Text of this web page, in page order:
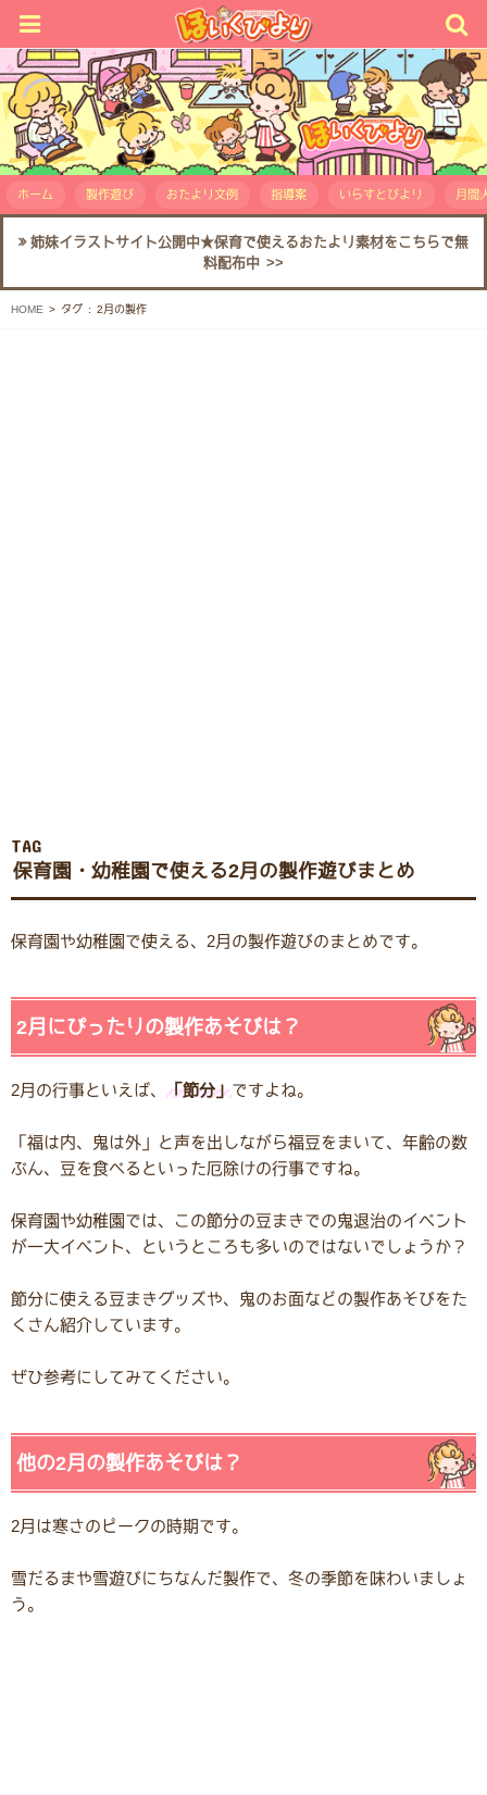
ホーム 製作遊び おたより文例 指導案 いらすとびより 月間
姉妹イラストサイト公開中★保育で使えるおたより素材をこちらで無
料配布中 >>
HOME タグ : 2月の製作
TAG
保育園・幼稚園で使える2月の製作遊びまとめ
保育園や幼稚園で使える、2月の製作遊びのまとめです。
2月にぴったりの製作あそびは？
2月の行事といえば、 「節分」ですよね。
「福は内、鬼は外」と声を出しながら福豆をまいて、年齢の数
ぶん、豆を食べるといった厄除けの行事ですね。
保育園や幼稚園では、この節分の豆まきでの鬼退治のイベント
が一大イベント、というところも多いのではないでしょうか？
節分に使える豆まきグッズや、鬼のお面などの製作あそびをた
くさん紹介しています。
ぜひ参考にしてみてください。
他の2月の製作あそびは？
2月は寒さのピークの時期です。
雪だるまや雪遊びにちなんだ製作で、冬の季節を味わいましょ
う。